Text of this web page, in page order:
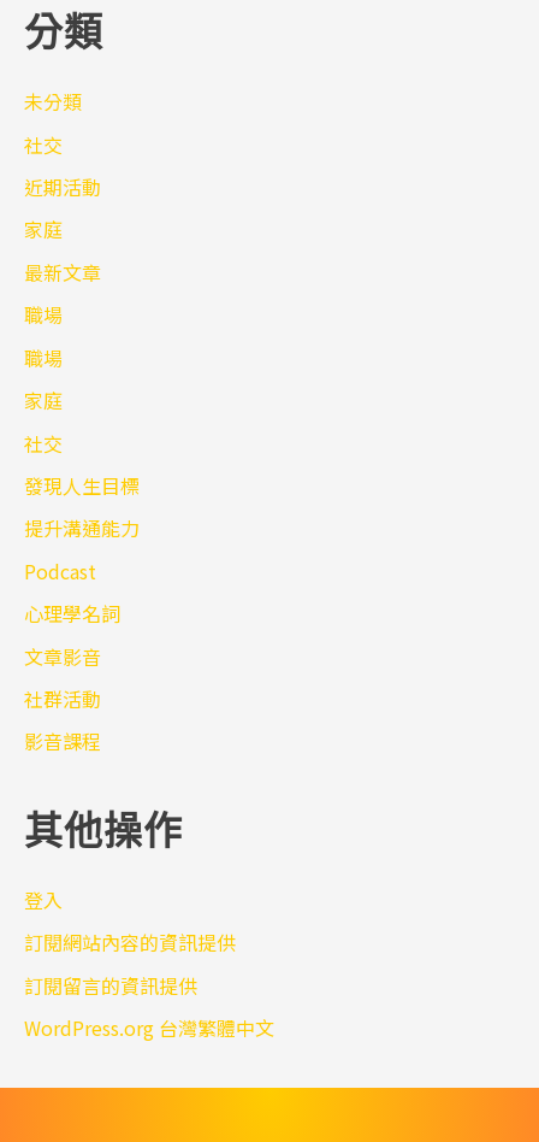
分類
未分類
社交
近期活動
家庭
最新文章
職場
職場
家庭
社交
發現人生目標
提升溝通能力
Podcast
心理學名詞
文章影音
社群活動
影音課程
其他操作
登入
訂閱網站內容的資訊提供
訂閱留言的資訊提供
WordPress.org 台灣繁體中文